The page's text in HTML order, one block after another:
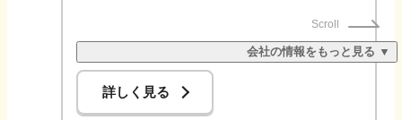
Scroll
会社の情報をもっと見る ▼
詳しく見る